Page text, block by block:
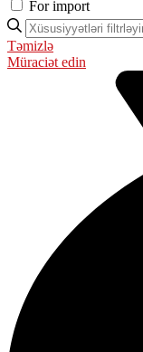
For import
Təmizlə
Müraciət edin